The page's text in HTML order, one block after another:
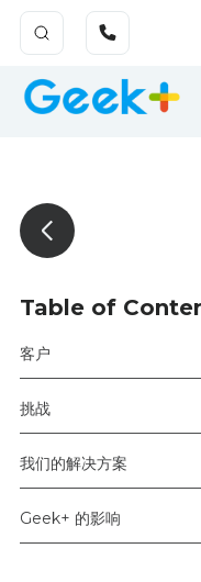
Table of
客户
挑战
我们的解决方案
Geek+ 的影响